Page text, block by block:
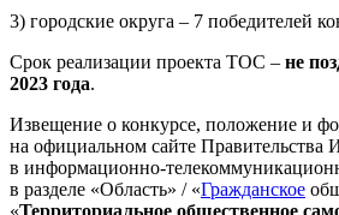
3) городские округа – 7 победителей
Срок реализации проекта ТОС – не
2023 года.
Извещение о конкурсе, положение и
на официальном сайте Правительства
в информационно-
в разделе «Область» / «Гражданское
«Территориальное общественное